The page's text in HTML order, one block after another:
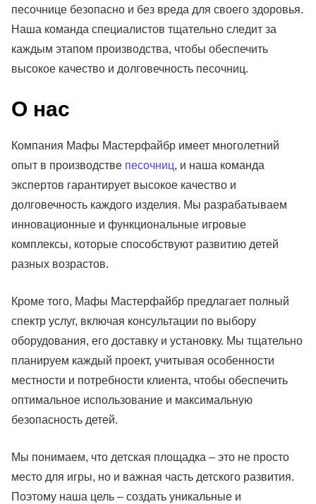
песочнице безопасно и без вреда для своего здоровья.
Наша команда специалистов тщательно следит за
каждым этапом производства, чтобы обеспечить
высокое качество и долговечность песочниц.
О нас
Компания Мафы Мастерфайбр имеет многолетний
опыт в производстве песочниц, и наша команда
экспертов гарантирует высокое качество и
долговечность каждого изделия. Мы разрабатываем
инновационные и функциональные игровые
комплексы, которые способствуют развитию детей
разных возрастов.
Кроме того, Мафы Мастерфайбр предлагает полный
спектр услуг, включая консультации по выбору
оборудования, его доставку и установку. Мы тщательно
планируем каждый проект, учитывая особенности
местности и потребности клиента, чтобы обеспечить
оптимальное использование и максимальную
безопасность детей.
Мы понимаем, что детская площадка – это не просто
место для игры, но и важная часть детского развития.
Поэтому наша цель – создать уникальные и